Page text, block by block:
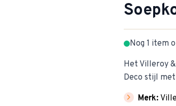
Nog 1 item
Het Villeroy
Deco stijl
chevron_right Merk: